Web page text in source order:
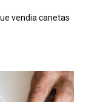
vendia canetas